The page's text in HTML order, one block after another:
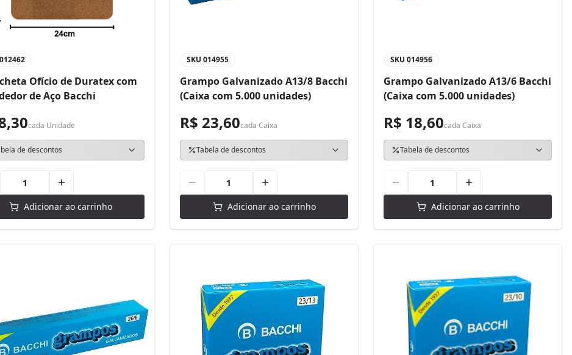
012462
Ofício de Duratex com
de Aço Bacchi
cada Unidade
de descontos
Adicionar ao carrinho
SKU 014955
Grampo Galvanizado A13/8 Bacchi
(Caixa com 5.000 unidades)
R$ 23,60cada Caixa
Tabela de descontos
Adicionar ao carrinho
SKU 014956
Grampo Galvanizado A13/6 Bacchi
(Caixa com 5.000 unidades)
R$ 18,60cada Caixa
Tabela de descontos
Adicionar ao carrinho